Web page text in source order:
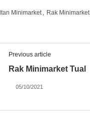
Minimarket , Rak Minimarket
Previous article
Rak Minimarket Tual
05/10/2021